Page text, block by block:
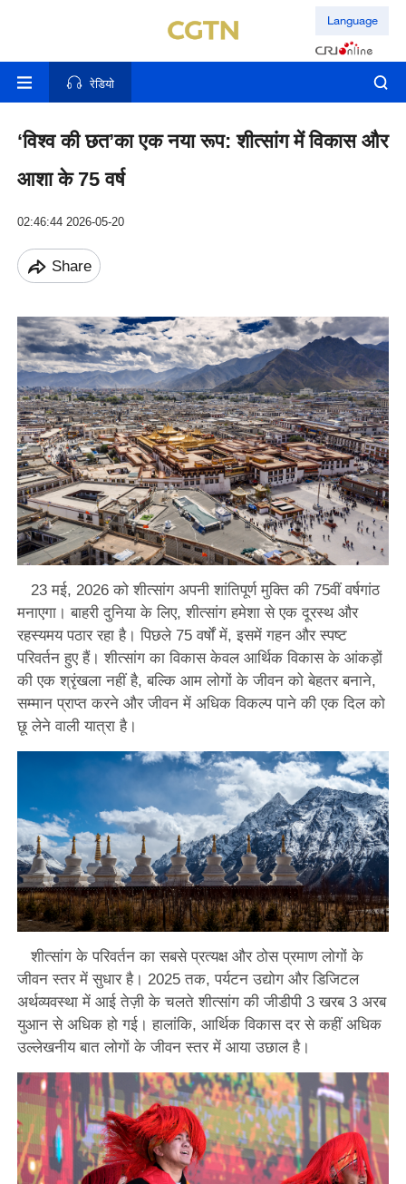
Language
रेडियो
‘विश्व की छत’का एक नया रूप: शीत्सांग में विकास और
आशा के 75 वर्ष
02:46:44 2026-05-20
Share
23 मई, 2026 को शीत्सांग अपनी शांतिपूर्ण मुक्ति की 75वीं वर्षगांठ
मनाएगा। बाहरी दुनिया के लिए, शीत्सांग हमेशा से एक दूरस्थ और
रहस्यमय पठार रहा है। पिछले 75 वर्षों में, इसमें गहन और स्पष्ट
परिवर्तन हुए हैं। शीत्सांग का विकास केवल आर्थिक विकास के आंकड़ों
की एक श्रृंखला नहीं है, बल्कि आम लोगों के जीवन को बेहतर बनाने,
सम्मान प्राप्त करने और जीवन में अधिक विकल्प पाने की एक दिल को
छू लेने वाली यात्रा है।
शीत्सांग के परिवर्तन का सबसे प्रत्यक्ष और ठोस प्रमाण लोगों के
जीवन स्तर में सुधार है। 2025 तक, पर्यटन उद्योग और डिजिटल
अर्थव्यवस्था में आई तेज़ी के चलते शीत्सांग की जीडीपी 3 खरब 3 अरब
युआन से अधिक हो गई। हालांकि, आर्थिक विकास दर से कहीं अधिक
उल्लेखनीय बात लोगों के जीवन स्तर में आया उछाल है।